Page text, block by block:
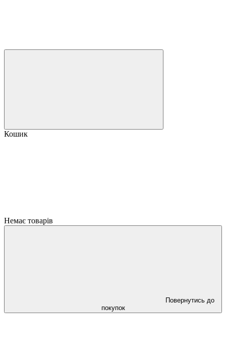
Кошик
Немає товарів
Повернутись до
покупок